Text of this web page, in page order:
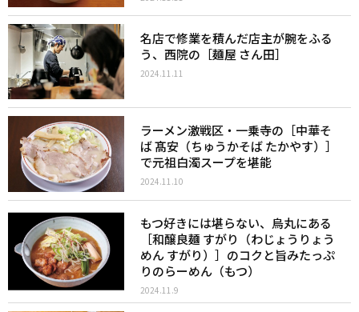
名店で修業を積んだ店主が腕をふる
う、西院の［麺屋 さん田］
2024.11.11
ラーメン激戦区・一乗寺の［中華そ
ば 髙安（ちゅうかそば たかやす）］
で元祖白濁スープを堪能
2024.11.10
もつ好きには堪らない、烏丸にある
［和醸良麺 すがり（わじょうりょう
めん すがり）］のコクと旨みたっぷ
りのらーめん（もつ）
2024.11.9